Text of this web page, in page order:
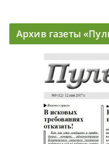
Архив газеты